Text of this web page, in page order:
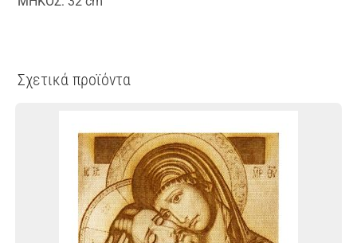
Σχετικά προϊόντα